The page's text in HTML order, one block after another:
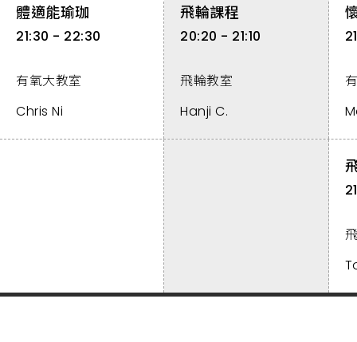
體適能瑜珈
21:30 - 22:30
有氧大教室
Chris Ni
飛輪課程
20:20 - 21:10
飛輪教室
Hanji C.